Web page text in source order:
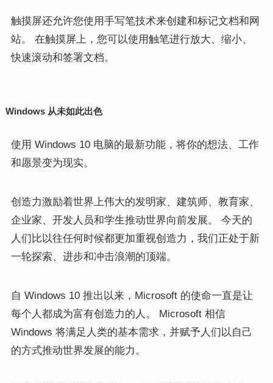
触摸屏还允许您使用手写笔技术来创建和标记文档和网
站。 在触摸屏上，您可以使用触笔进行放大、缩小、
快速滚动和签署文档。
Windows 从未如此出色
使用 Windows 10 电脑的最新功能，将你的想法、工作
和愿景变为现实。
创造力激励着世界上伟大的发明家、建筑师、教育家、
企业家、开发人员和学生推动世界向前发展。 今天的
人们比以往任何时候都更加重视创造力，我们正处于新
一轮探索、进步和冲击浪潮的顶端。
自 Windows 10 推出以来，Microsoft 的使命一直是让
每个人都成为富有创造力的人。 Microsoft 相信
Windows 将满足人类的基本需求，并赋予人们以自己
的方式推动世界发展的能力。